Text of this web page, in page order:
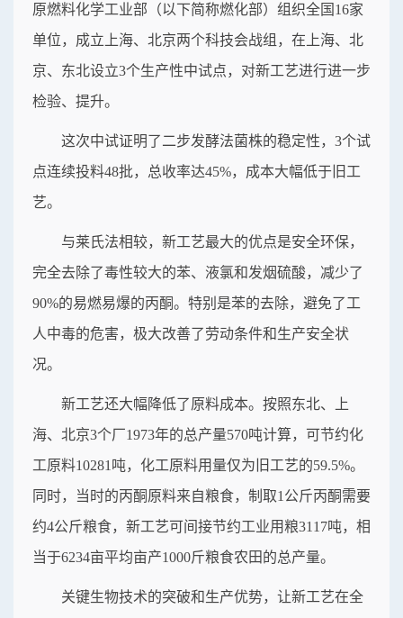
原燃料化学工业部（以下简称燃化部）组织全国16家
单位，成立上海、北京两个科技会战组，在上海、北
京、东北设立3个生产性中试点，对新工艺进行进一步
检验、提升。
这次中试证明了二步发酵法菌株的稳定性，3个试
点连续投料48批，总收率达45%，成本大幅低于旧工
艺。
与莱氏法相较，新工艺最大的优点是安全环保，
完全去除了毒性较大的苯、液氯和发烟硫酸，减少了
90%的易燃易爆的丙酮。特别是苯的去除，避免了工
人中毒的危害，极大改善了劳动条件和生产安全状
况。
新工艺还大幅降低了原料成本。按照东北、上
海、北京3个厂1973年的总产量570吨计算，可节约化
工原料10281吨，化工原料用量仅为旧工艺的59.5%。
同时，当时的丙酮原料来自粮食，制取1公斤丙酮需要
约4公斤粮食，新工艺可间接节约工业用粮3117吨，相
当于6234亩平均亩产1000斤粮食农田的总产量。
关键生物技术的突破和生产优势，让新工艺在全